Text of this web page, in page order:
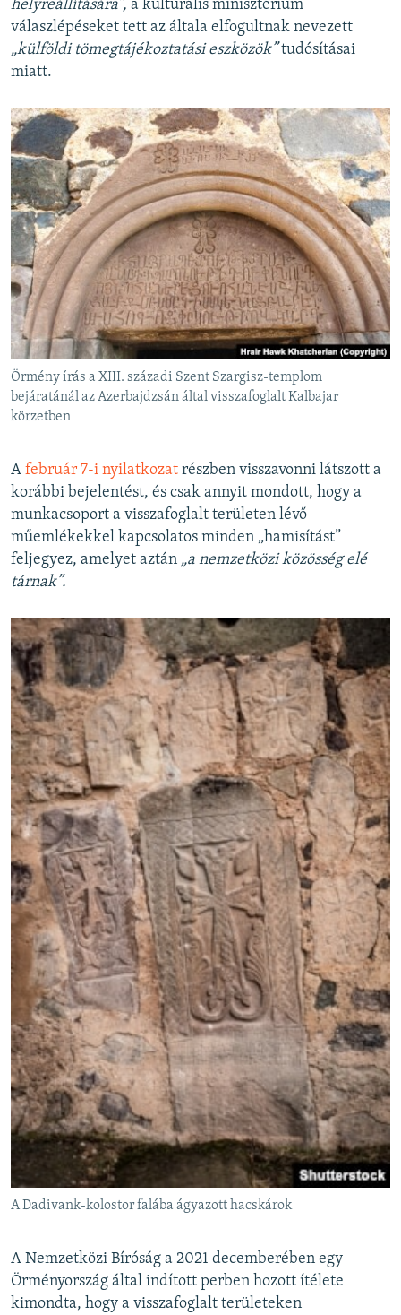
helyreállítására”, a kulturális minisztérium
válaszlépéseket tett az általa elfogultnak nevezett
„külföldi tömegtájékoztatási eszközök”tudósításai
miatt.
Örmény írás a XIII. századi Szent Szargisz-templom
bejáratánál az Azerbajdzsán által visszafoglalt Kalbajar
körzetben
A február 7-i nyilatkozat részben visszavonni látszott a
korábbi bejelentést, és csak annyit mondott, hogy a
munkacsoport a visszafoglalt területen lévő
műemlékekkel kapcsolatos minden „hamisítást”
feljegyez, amelyet aztán „a nemzetközi közösség elé
tárnak”.
A Dadivank-kolostor falába ágyazott hacskárok
A Nemzetközi Bíróság a 2021 decemberében egy
Örményország által indított perben hozott ítélete
kimondta, hogy a visszafoglalt területeken